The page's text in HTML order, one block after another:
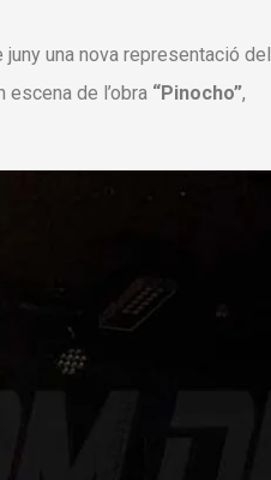
una nova representació del
de l’obra “Pinocho”,